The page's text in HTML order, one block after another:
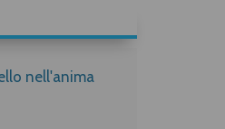
nell'anima